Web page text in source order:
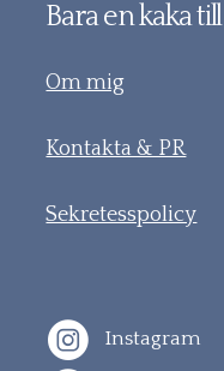
Bara en kaka till
Om mig
Kontakta & PR
Sekretesspolicy
Instagram